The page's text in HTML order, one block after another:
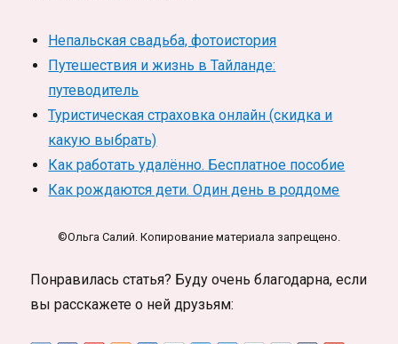
Непальская свадьба, фотоистория
Путешествия и жизнь в Тайланде:
путеводитель
Туристическая страховка онлайн (скидка и
какую выбрать)
Как работать удалённо. Бесплатное пособие
Как рождаются дети. Один день в роддоме
©Ольга Салий. Копирование материала запрещено.
Понравилась статья? Буду очень благодарна, если
вы расскажете о ней друзьям: